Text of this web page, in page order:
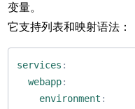
变量。
它支持列表和映射语法：
services :
webapp:
environment :